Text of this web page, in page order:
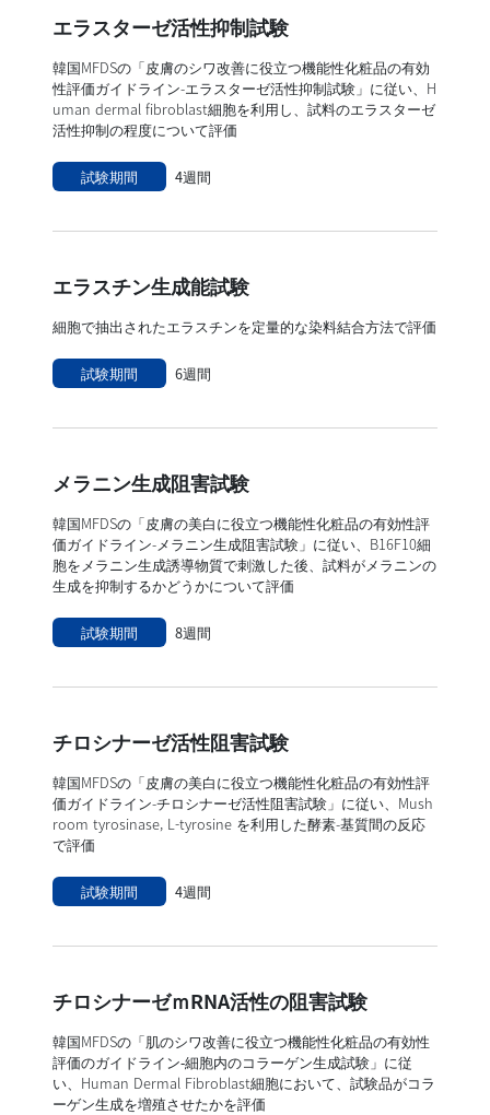
エラスターゼ活性抑制試験
韓国MFDSの「皮膚のシワ改善に役立つ機能性化粧品の有効
性評価ガイドライン-エラスターゼ活性抑制試験」に従い、H
uman dermal fibroblast細胞を利用し、試料のエラスターゼ
活性抑制の程度について評価
試験期間 4週間
エラスチン生成能試験
細胞で抽出されたエラスチンを定量的な染料結合方法で評価
試験期間 6週間
メラニン生成阻害試験
韓国MFDSの「皮膚の美白に役立つ機能性化粧品の有効性評
価ガイドライン-メラニン生成阻害試験」に従い、B16F10細
胞をメラニン生成誘導物質で刺激した後、試料がメラニンの
生成を抑制するかどうかについて評価
試験期間 8週間
チロシナーゼ活性阻害試験
韓国MFDSの「皮膚の美白に役立つ機能性化粧品の有効性評
価ガイドライン-チロシナーゼ活性阻害試験」に従い、Mush
room tyrosinase, L-tyrosine を利用した酵素-基質間の反応
で評価
試験期間 4週間
チロシナーゼｍRNA活性の阻害試験
韓国MFDSの「肌のシワ改善に役立つ機能性化粧品の有効性
評価のガイドライン‐細胞内のコラーゲン生成試験」に従
い、Human Dermal Fibroblast細胞において、試験品がコラ
ーゲン生成を増殖させたかを評価